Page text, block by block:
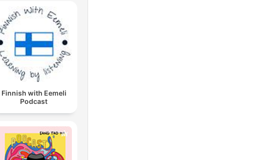
Finnish with Eemeli
Podcast